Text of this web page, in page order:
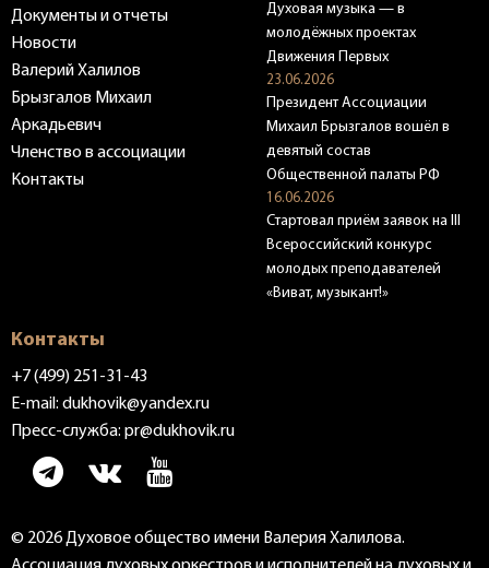
Документы и отчеты
Новости
Валерий Халилов
Брызгалов Михаил
Аркадьевич
Членство в ассоциации
Контакты
Духовая музыка — в
молодёжных проектах
Движения Первых
23.06.2026
Президент Ассоциации
Михаил Брызгалов вошёл в
девятый состав
Общественной палаты РФ
16.06.2026
Стартовал приём заявок на III
Всероссийский конкурс
молодых преподавателей
«Виват, музыкант!»
Контакты
+7 (499) 251-31-43
E-mail: dukhovik@yandex.ru
Пресс-служба: pr@dukhovik.ru
© 2026 Духовое общество имени Валерия Халилова.